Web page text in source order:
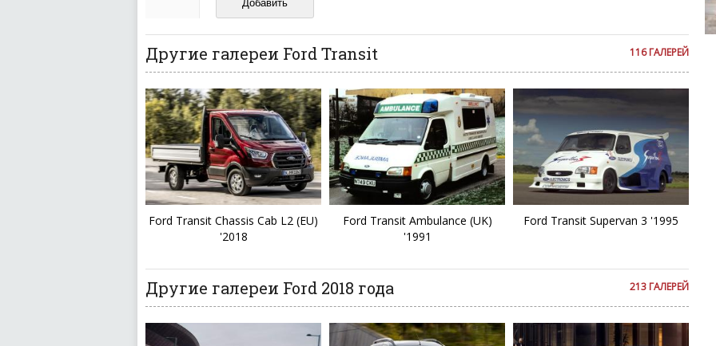
ваш отзыв может появиться на сайте с некоторым опозданием.
116 ГАЛЕРЕЙ
Другие галереи Ford Transit
Ford Transit Chassis Cab L2 (EU)
'2018
Ford Transit Ambulance (UK)
'1991
Ford Transit Supervan 3 '1995
213 ГАЛЕРЕЙ
Другие галереи Ford 2018 года